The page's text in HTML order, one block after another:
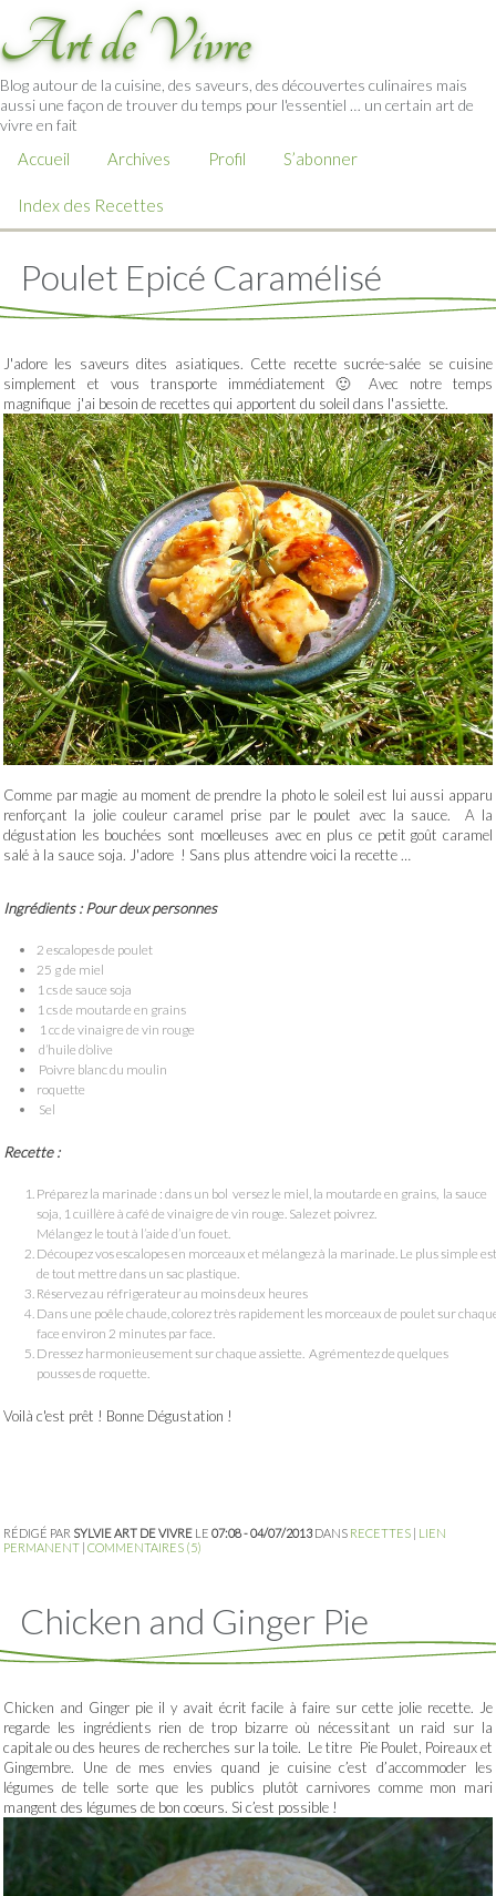
Art de Vivre
Blog autour de la cuisine, des saveurs, des découvertes culinaires mais
aussi une façon de trouver du temps pour l'essentiel … un certain art de
vivre en fait
Accueil Archives Profil S’abonner
Index des Recettes
Poulet Epicé Caramélisé
J'adore les saveurs dites asiatiques. Cette recette sucrée-salée se cuisine
simplement et vous transporte immédiatement 🙂 Avec notre temps
magnifique j'ai besoin de recettes qui apportent du soleil dans l'assiette.
Comme par magie au moment de prendre la photo le soleil est lui aussi apparu
renforçant la jolie couleur caramel prise par le poulet avec la sauce. A la
dégustation les bouchées sont moelleuses avec en plus ce petit goût caramel
salé à la sauce soja. J'adore ! Sans plus attendre voici la recette …
Ingrédients : Pour deux personnes
2 escalopes de poulet
25 g de miel
1 cs de sauce soja
1 cs de moutarde en grains
1 cc de vinaigre de vin rouge
d’huile d’olive
Poivre blanc du moulin
roquette
Sel
Recette :
Préparez la marinade : dans un bol versez le miel, la moutarde en grains, la sauce
soja, 1 cuillère à café de vinaigre de vin rouge. Salez et poivrez.
Mélangez le tout à l’aide d’un fouet.
Découpez vos escalopes en morceaux et mélangez à la marinade. Le plus simple est
de tout mettre dans un sac plastique.
Réservez au réfrigerateur au moins deux heures
Dans une poêle chaude, colorez très rapidement les morceaux de poulet sur
face environ 2 minutes par face.
Dressez harmonieusement sur chaque assiette. Agrémentez de quelques
pousses de roquette.
Voilà c'est prêt ! Bonne Dégustation !
RÉDIGÉ PAR SYLVIE ART DE VIVRE LE 07:08 - 04/07/2013DANS RECETTES
LIEN
PERMANENT COMMENTAIRES (5)
Chicken and Ginger Pie
Chicken and Ginger pie il y avait écrit facile à faire sur cette jolie recette. Je
regarde les ingrédients rien de trop bizarre où nécessitant un raid sur la
capitale ou des heures de recherches sur la toile. Le titre Pie Poulet, Poireaux et
Gingembre. Une de mes envies quand je cuisine c’est d’accommoder les
légumes de telle sorte que les publics plutôt carnivores comme mon mari
mangent des légumes de bon coeurs. Si c’est possible !